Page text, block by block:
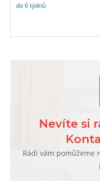
do 6 týdnů
Nevíte si
Rádi vám pomůžeme